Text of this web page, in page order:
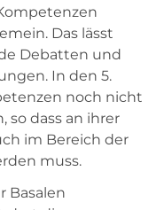
Das lässt
Debatten und
In den 5.
noch nicht
so dass an ihrer
im Bereich der
muss.
Basalen